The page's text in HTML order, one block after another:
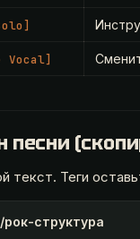
Vocal]
песни
текст. Теги
структура